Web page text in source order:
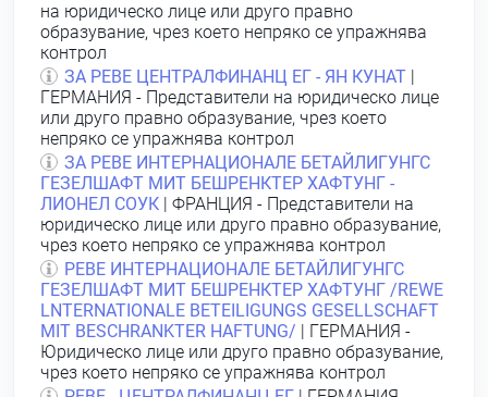
на юридическо лице или друго правно
образувание, чрез което непряко се упражнява
контрол
ЗА РЕВЕ ЦЕНТРАЛФИНАНЦ ЕГ - ЯН КУНАТ
ГЕРМАНИЯ - Представители на юридическо лице
или друго правно образувание, чрез което
непряко се упражнява контрол
ЗА РЕВЕ ИНТЕРНАЦИОНАЛЕ БЕТАЙЛИГУНГС
ГЕЗЕЛШАФТ МИТ БЕШРЕНКТЕР ХАФТУНГ -
ЛИОНЕЛ СОУК | ФРАНЦИЯ - Представители на
юридическо лице или друго правно образувание,
чрез което непряко се упражнява контрол
РЕВЕ ИНТЕРНАЦИОНАЛЕ БЕТАЙЛИГУНГС
ГЕЗЕЛШАФТ МИТ БЕШРЕНКТЕР ХАФТУНГ /RЕWЕ
LNTERNATIONALE ВETEILIGUNGS GESELLSCHAFT
MIT BESCHRАNKTER НAFTUNG/ | ГЕРМАНИЯ -
Юридическо лице или друго правно образувание,
чрез което непряко се упражнява контрол